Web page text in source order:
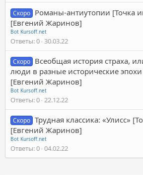
Скоро Романы-антиутопии [Точка
[Евгений Жаринов]
Bot Kursoff.net
Ответы 0 30.03.22
Скоро Всеобщая история страха,
люди в разные исторические эпохи
[Евгений Жаринов]
Bot Kursoff.net
Ответы 0 22.12.22
Скоро Трудная классика: «Улисс»
[Евгений Жаринов]
Bot Kursoff.net
Ответы 0 04.02.22